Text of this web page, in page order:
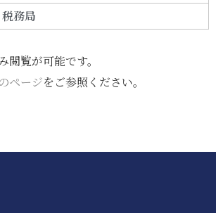
税務局
閲覧が可能です。
ページをご参照ください。